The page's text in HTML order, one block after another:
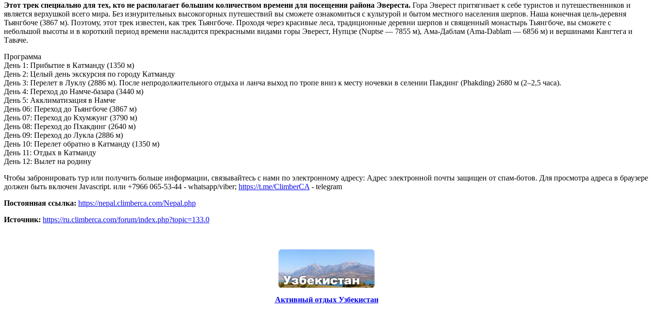
Этот трек специально для тех, кто не располагает большим количеством времени для посещения района Эвереста. Гора Эверест притягивает к себе туристов и путешественников и
является верхушкой всего мира. Без изнурительных высокогорных путешествий вы сможете ознакомиться с культурой и бытом местного населения шерпов. Наша конечная цель-деревня
Тьянгбоче (3867 м). Поэтому, этот трек известен, как трек Тьянгбоче. Проходя через красивые леса, традиционные деревни шерпов и священный монастырь Тьянгбоче, вы сможете с
небольшой высоты и в короткий период времени насладится прекрасными видами горы Эверест, Нупцзе (Nuptse — 7855 м), Ама-Даблам (Ama-Dablam — 6856 м) и вершинами Кангтега и
Таваче.
Программа
День 1: Прибытие в Катманду (1350 м)
День 2: Целый день экскурсия по городу Катманду
День 3: Перелет в Луклу (2886 м). После непродолжительного отдыха и ланча выход по тропе вниз к месту ночевки в селении Пакдинг (Phakding) 2680 м (2–2,5 часа).
День 4: Переход до Намче-базара (3440 м)
День 5: Акклиматизация в Намче
День 06: Переход до Тьянгбоче (3867 м)
День 07: Переход до Кхумжунг (3790 м)
День 08: Переход до Пхакдинг (2640 м)
День 09: Переход до Лукла (2886 м)
День 10: Перелет обратно в Катманду (1350 м)
День 11: Отдых в Катманду
День 12: Вылет на родину
Чтобы забронировать тур или получить больше информации, связывайтесь с нами по электронному адресу: Адрес электронной почты защищен от спам-ботов. Для просмотра адреса в браузере
должен быть включен Javascript. или +7966 065-53-44 - whatsapp/viber; https://t.me/ClimberCA - telegram
Постоянная ссылка: https://nepal.climberca.com/Nepal.php
Источник: https://ru.climberca.com/forum/index.php?topic=133.0
Активный отдых Узбекистан